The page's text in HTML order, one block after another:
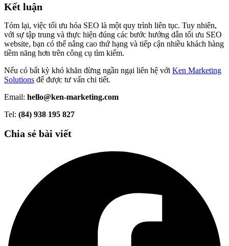
Kết luận
Tóm lại, việc tối ưu hóa SEO là một quy trình liên tục. Tuy nhiên,
với sự tập trung và thực hiện đúng các bước hướng dẫn tối ưu SEO
website, bạn có thể nâng cao thứ hạng và tiếp cận nhiều khách hàng
tiềm năng hơn trên công cụ tìm kiếm.
Nếu có bất kỳ khó khăn đừng ngần ngại liên hệ với Ken Marketing
Solutions để được tư vấn chi tiết.
Email: hello@ken-marketing.com
Tel: (84) 938 195 827
Chia sẻ bài viết